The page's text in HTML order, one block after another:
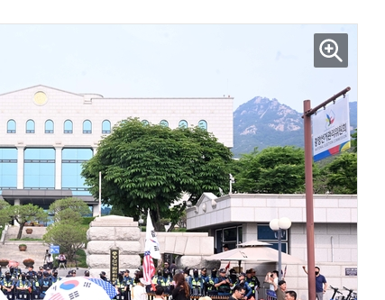
산업부, 한화오션·에코프로비엠 등
5개사 '슈퍼 을(乙)' 선정
9
李대통령, '1390조 협력' 안고 지구
한 바퀴…귀국 직후 부동산·증시 점
검
10 [하반기 업무보고]산업부, 1600조
메가프로젝트 속도전…'산업자원안
보기금' 신설해 공급망 사수